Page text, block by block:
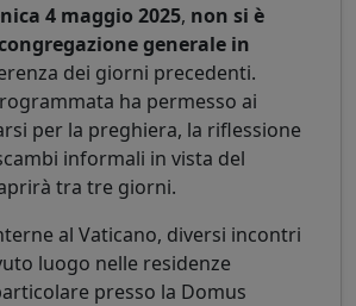
4 maggio 2025, non si è
generale in
dei giorni precedenti.
ha permesso ai
per la preghiera, la riflessione
informali in vista del
tra tre giorni.
al Vaticano, diversi incontri
luogo nelle residenze
presso la Domus